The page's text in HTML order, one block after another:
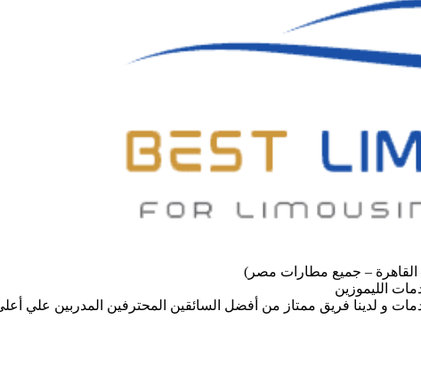
– جميع مطارات مصر)
الليموزين
و لدينا فريق ممتاز من أفضل السائقين المحترفين المدربين علي